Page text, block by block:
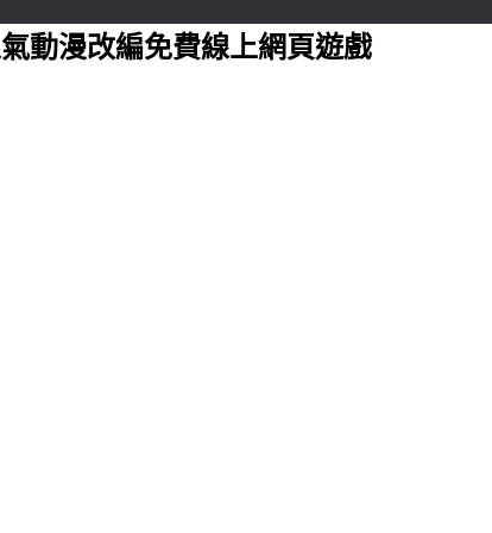
動漫改編免費線上網頁遊戲